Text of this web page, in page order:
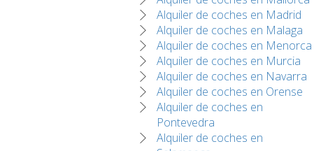
Alquiler de coches en Madrid
Alquiler de coches en Malaga
Alquiler de coches en Menorca
Alquiler de coches en Murcia
Alquiler de coches en Navarra
Alquiler de coches en Orense
Alquiler de coches en
Pontevedra
Alquiler de coches en